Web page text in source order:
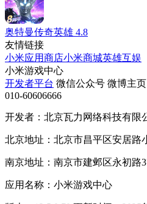
奥特曼传奇英雄 4.8
友情链接
小米应用商店小米商城英雄互娱
小米游戏中心
开发者平台 微信公众号 微博主页
010-60606666
开发者：北京瓦力网络科技有限
北京地址：北京市昌平区安居路
南京地址：南京市建邺区永初路
应用名称：小米游戏中心